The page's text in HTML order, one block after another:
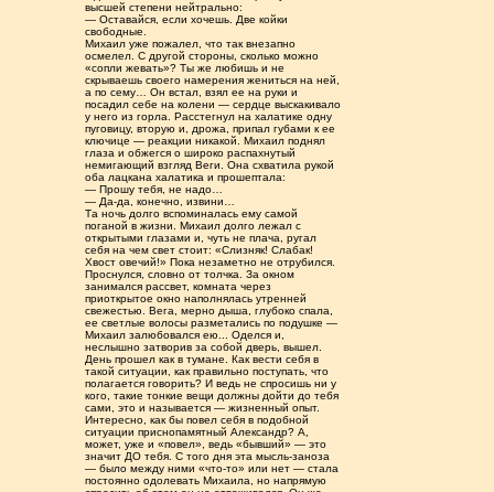
высшей степени нейтрально:
— Оставайся, если хочешь. Две койки
свободные.
Михаил уже пожалел, что так внезапно
осмелел. С другой стороны, сколько можно
«сопли жевать»? Ты же любишь и не
скрываешь своего намерения жениться на ней,
а по сему… Он встал, взял ее на руки и
посадил себе на колени — сердце выскакивало
у него из горла. Расстегнул на халатике одну
пуговицу, вторую и, дрожа, припал губами к ее
ключице — реакции никакой. Михаил поднял
глаза и обжегся о широко распахнутый
немигающий взгляд Веги. Она схватила рукой
оба лацкана халатика и прошептала:
— Прошу тебя, не надо…
— Да-да, конечно, извини…
Та ночь долго вспоминалась ему самой
поганой в жизни. Михаил долго лежал с
открытыми глазами и, чуть не плача, ругал
себя на чем свет стоит: «Слизняк! Слабак!
Хвост овечий!» Пока незаметно не отрубился.
Проснулся, словно от толчка. За окном
занимался рассвет, комната через
приоткрытое окно наполнялась утренней
свежестью. Вега, мерно дыша, глубоко спала,
ее светлые волосы разметались по подушке —
Михаил залюбовался ею... Оделся и,
неслышно затворив за собой дверь, вышел.
День прошел как в тумане. Как вести себя в
такой ситуации, как правильно поступать, что
полагается говорить? И ведь не спросишь ни у
кого, такие тонкие вещи должны дойти до тебя
сами, это и называется — жизненный опыт.
Интересно, как бы повел себя в подобной
ситуации приснопамятный Александр? А,
может, уже и «повел», ведь «бывший» — это
значит ДО тебя. С того дня эта мысль-заноза
— было между ними «что-то» или нет — стала
постоянно одолевать Михаила, но напрямую